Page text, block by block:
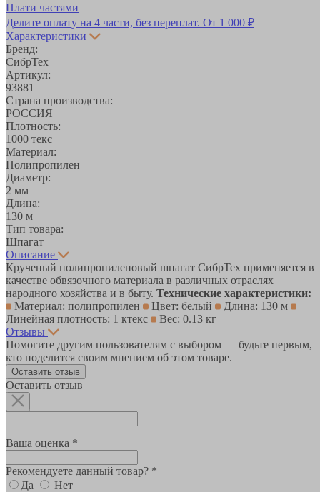
Плати частями
Делите оплату на 4 части, без переплат. От 1 000 ₽
Характеристики
Бренд:
СибрТех
Артикул:
93881
Страна производства:
РОССИЯ
Плотность:
1000 текс
Материал:
Полипропилен
Диаметр:
2 мм
Длина:
130 м
Тип товара:
Шпагат
Описание
Крученый полипропиленовый шпагат СибрТех применяется в
качестве обвязочного материала в различных отраслях
народного хозяйства и в быту. Технические характеристики:
Материал: полипропилен
Цвет: белый
Длина: 130 м
Линейная плотность: 1 ктекс
Вес: 0.13 кг
Отзывы
Помогите другим пользователям с выбором — будьте первым,
кто поделится своим мнением об этом товаре.
Оставить отзыв
Оставить отзыв
Ваша оценка *
Рекомендуете данный товар? *
Да
Нет